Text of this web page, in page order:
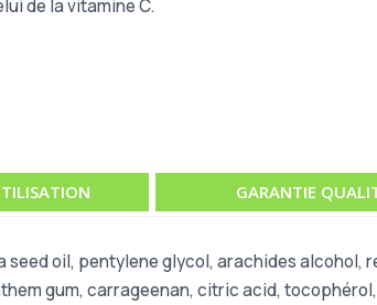
de la vitamine C.
GARANTIE
oil, pentylene glycol, arachides alcohol,
gum, carrageenan, citric acid,